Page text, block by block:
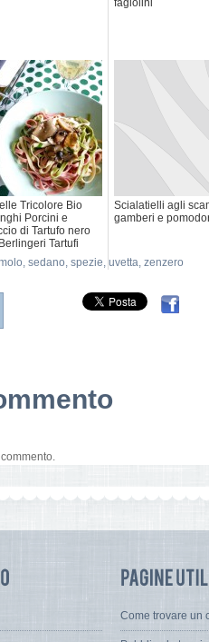
fagiolini
Tricolore Bio
Porcini e
di Tartufo nero
Tartufi
Scialatielli agli
gamberi e
, sedano, spezie, uvetta, zenzero
Come trovare un